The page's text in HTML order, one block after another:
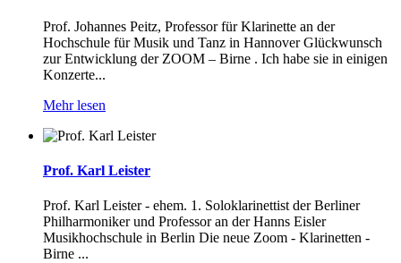
Prof. Johannes Peitz, Professor für Klarinette an der
Hochschule für Musik und Tanz in Hannover Glückwunsch
zur Entwicklung der ZOOM – Birne . Ich habe sie in einigen
Konzerte...
Mehr lesen
Prof. Karl Leister
Prof. Karl Leister - ehem. 1. Soloklarinettist der Berliner
Philharmoniker und Professor an der Hanns Eisler
Musikhochschule in Berlin Die neue Zoom - Klarinetten -
Birne ...